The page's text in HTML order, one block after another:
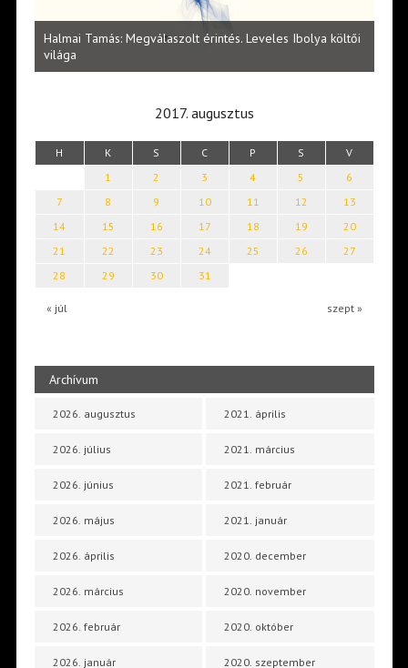
Halmai Tamás: Megválaszolt érintés. Leveles Ibolya költői
világa
2017. augusztus
H K S C P S V
« júl szept »
1 2 3 4 5
6
7
8 9 10 11 12
13
14
15 16 17 18 19
20
21
22 23 24 25 26
27
28
29 30 31
Archívum
2026. augusztus
2026. július
2026. június
2026. május
2026. április
2026. március
2026. február
2026. január
2021. április
2021. március
2021. február
2021. január
2020. december
2020. november
2020. október
2020. szeptember